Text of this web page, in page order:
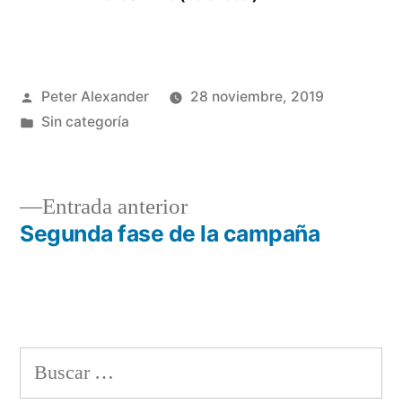
Publicado
por
Peter Alexander
28 noviembre, 2019
Publicado
Sin categoría
Navegación
Entrada anteriorEntrada
anterior:
Segunda fase de la campaña
Buscar: